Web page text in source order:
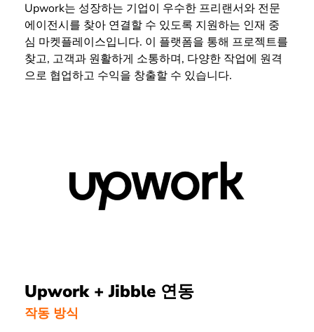
Upwork는 성장하는 기업이 우수한 프리랜서와 전문
에이전시를 찾아 연결할 수 있도록 지원하는 인재 중
심 마켓플레이스입니다. 이 플랫폼을 통해 프로젝트를
찾고, 고객과 원활하게 소통하며, 다양한 작업에 원격
으로 협업하고 수익을 창출할 수 있습니다.
Upwork + Jibble 연동
작동 방식